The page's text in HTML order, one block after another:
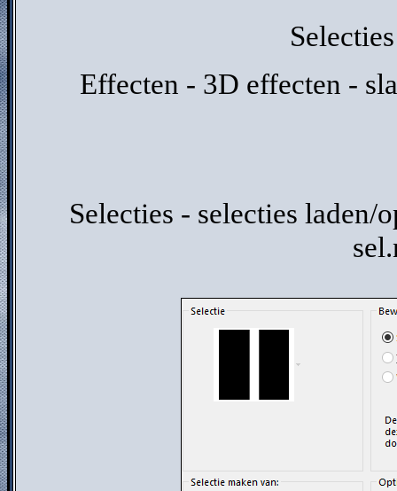
Effecten - 3D effecten -
Selecties - selecties laden/